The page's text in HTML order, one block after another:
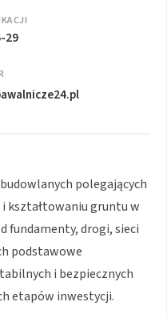
29
polegających
kształtowaniu gruntu w
fundamenty, drogi, sieci
podstawowe
i bezpiecznych
etapów inwestycji.